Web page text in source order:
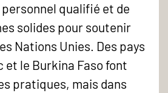
qualifié et de
solides pour soutenir
Nations Unies. Des pays
et le Burkina Faso font
pratiques, mais dans